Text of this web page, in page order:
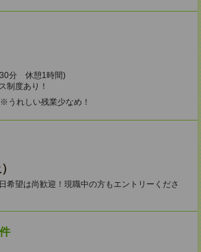
分 休憩1時間)
制度あり！
れしい残業少なめ！
希望は尚歓迎！現職中の方もエントリーくださ